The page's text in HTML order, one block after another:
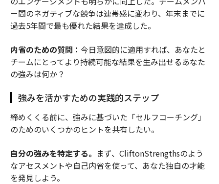
ー間のネガティブな競争は連帯感に変わり、年末までに
過去5年間で最も優れた結果を達成した。
内省のための質問： 今日意図的に適用すれば、あなたと
チームにとってより持続可能な結果を生み出せるあなた
の強みは何か？
強みを活かすための実践的ステップ
締めくくる前に、強みに基づいた「セルフコーチング」
のためのいくつかのヒントを共有したい。
自分の強みを特定する。 まず、CliftonStrengthsのよう
なアセスメントや自己内省を使って、あなた独自の才能
を発見しよう。